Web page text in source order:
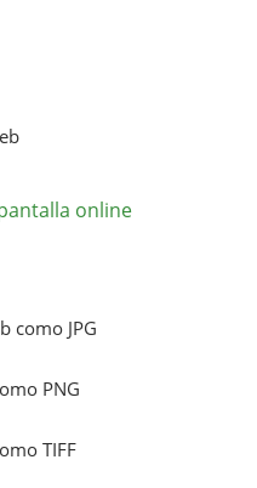
online
como JPG
PNG
TIFF